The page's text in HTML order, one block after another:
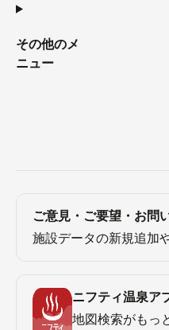
その他のメ
ニュー
ご意見・ご要望・お問
施設データの新規追加
ニフティ温泉ア
地図検索がもっ